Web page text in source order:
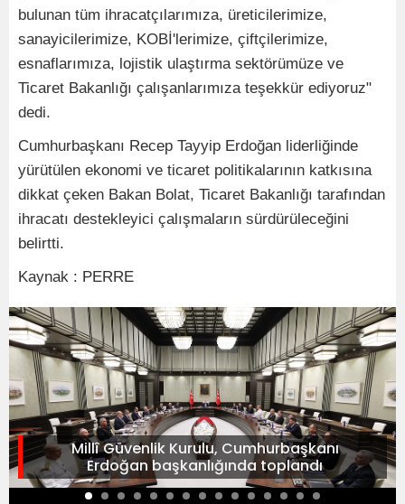
bulunan tüm ihracatçılarımıza, üreticilerimize,
sanayicilerimize, KOBİ'lerimize, çiftçilerimize,
esnaflarımıza, lojistik ulaştırma sektörümüze ve
Ticaret Bakanlığı çalışanlarımıza teşekkür ediyoruz"
dedi.
Cumhurbaşkanı Recep Tayyip Erdoğan liderliğinde
yürütülen ekonomi ve ticaret politikalarının katkısına
dikkat çeken Bakan Bolat, Ticaret Bakanlığı tarafından
ihracatı destekleyici çalışmaların sürdürüleceğini
belirtti.
Kaynak : PERRE
Millî Güvenlik Kurulu, Cumhurbaşkanı
Erdoğan başkanlığında toplandı